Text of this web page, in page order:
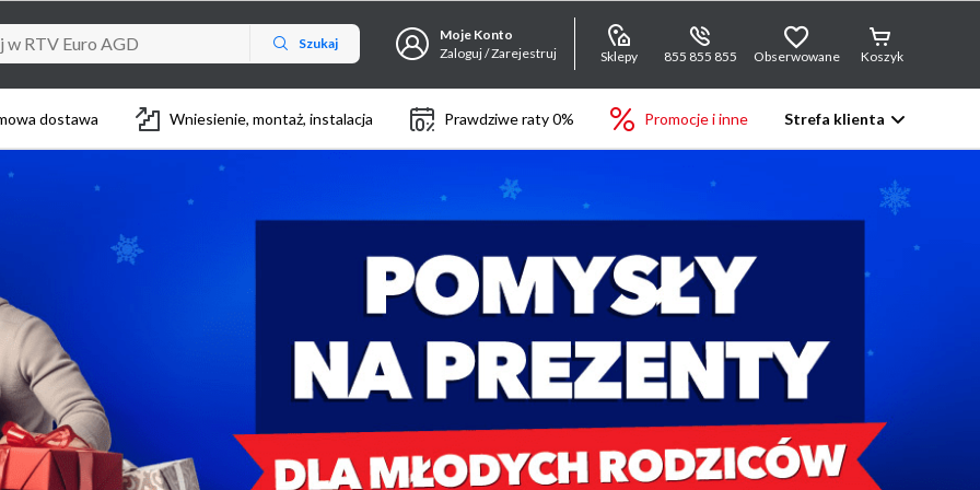
Szukaj
Moje Konto
Zaloguj / Zarejestruj
Sklepy 855 855 855 Obserwowane Koszyk
dostawa Wniesienie, montaż, instalacja Prawdziwe raty 0% Promocje i inne Strefa klienta